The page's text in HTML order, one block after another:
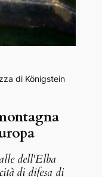
di Königstein
dell'Elba
di difesa di